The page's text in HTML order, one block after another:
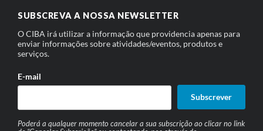
SUBSCREVA A NOSSA NEWSLETTER
O CIBA irá utilizar a informação que providencia apenas para
enviar informações sobre atividades/eventos, produtos e
serviços.
E-mail
Subscrever
Poderá a qualquer momento cancelar a sua subscrição ao clicar no link